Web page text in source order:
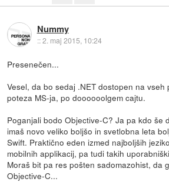
Nummy
::2. maj 2015, 10:24
Presenečen...
Vesel, da bo sedaj .NET dostopen na vseh
poteza MS-ja, po doooooolgem cajtu.
Poganjali bodo Objective-C? Ja pa kdo še
imaš novo veliko boljšo in svetlobna leta
Swift. Praktično eden izmed najboljših
mobilnih applikacij, pa tudi takih
Moraš bit pa res pošten sadomazohist, da
Objective-C...